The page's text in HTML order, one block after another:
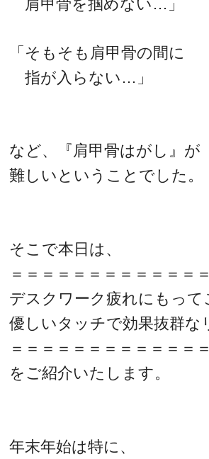
肩甲骨を掴めない…」
「そもそも肩甲骨の間に
指が入らない…」
など、『肩甲骨はがし』が
難しいということでした。
そこで本日は、
＝＝＝＝＝＝＝＝＝＝＝＝
デスクワーク疲れにもって
優しいタッチで効果抜群な
＝＝＝＝＝＝＝＝＝＝＝＝
をご紹介いたします。
年末年始は特に、